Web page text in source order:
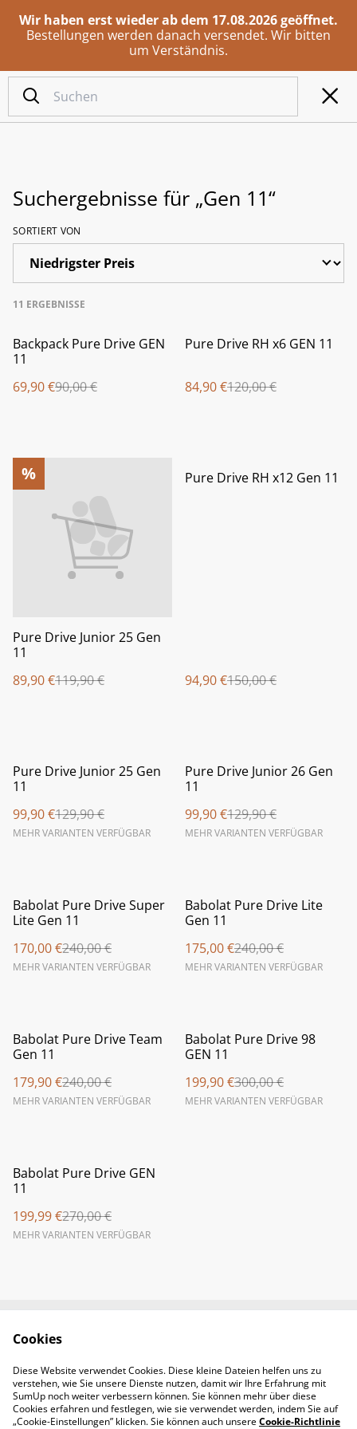
Wir haben erst wieder ab dem 17.08.2026 geöffnet.
Bestellungen werden danach versendet. Wir bitten
um Verständnis.
Suchergebnisse für „Gen 11“
SORTIERT VON
11 ERGEBNISSE
%
Backpack Pure Drive GEN
11
69,90 €90,00 €
%
Pure Drive RH x6 GEN 11
84,90 €120,00 €
%
Pure Drive Junior 25 Gen
11
89,90 €119,90 €
%
Pure Drive RH x12 Gen 11
94,90 €150,00 €
%
Pure Drive Junior 25 Gen
11
99,90 €129,90 €
MEHR VARIANTEN VERFÜGBAR
%
Pure Drive Junior 26 Gen
11
99,90 €129,90 €
MEHR VARIANTEN VERFÜGBAR
%
Babolat Pure Drive Super
Lite Gen 11
170,00 €240,00 €
MEHR VARIANTEN VERFÜGBAR
%
Babolat Pure Drive Lite
Gen 11
175,00 €240,00 €
MEHR VARIANTEN VERFÜGBAR
%
Babolat Pure Drive Team
Gen 11
179,90 €240,00 €
MEHR VARIANTEN VERFÜGBAR
%
Babolat Pure Drive 98
GEN 11
199,90 €300,00 €
MEHR VARIANTEN VERFÜGBAR
%
Babolat Pure Drive GEN
11
199,99 €270,00 €
MEHR VARIANTEN VERFÜGBAR
Legal Terms
Privacy Policy
Cookie Policy
Cookies
Diese Website verwendet Cookies. Diese kleine Dateien helfen uns zu
verstehen, wie Sie unsere Dienste nutzen, damit wir Ihre Erfahrung mit
SumUp noch weiter verbessern können. Sie können mehr über diese
Cookies erfahren und festlegen, wie sie verwendet werden, indem Sie auf
„Cookie-Einstellungen” klicken. Sie können auch unsereCookie-Richtlinie